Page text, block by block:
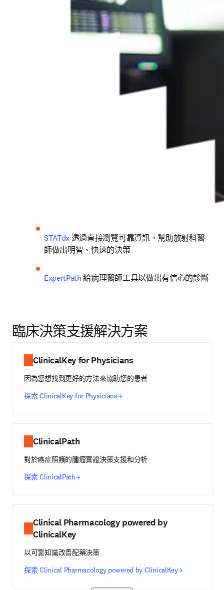
STATdx 透過直接瀏覽可靠資訊，幫助放射科醫
師做出明智、快速的決策
ExpertPath 給病理醫師工具以做出有信心的診斷
臨床決策支援解決方案
ClinicalKey for Physicians
因為您想找到更好的方法來協助您的患者
探索 ClinicalKey for Physicians
ClinicalPath
對於癌症照護的腫瘤實證決策支援和分析
探索 ClinicalPath
Clinical Pharmacology powered by
ClinicalKey
以可靠知識改善配藥決策
探索 Clinical Pharmacology powered by ClinicalKey